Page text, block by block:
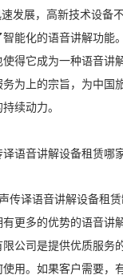
发展，高新技术设备
能化的语音讲解功能
得它成为一种语音讲
为上的宗旨，为中国
续动力。
语音讲解设备租赁哪
传译语音讲解设备租
更多的优势的语音讲
公司是提供优质服务
用。如果客户需要，